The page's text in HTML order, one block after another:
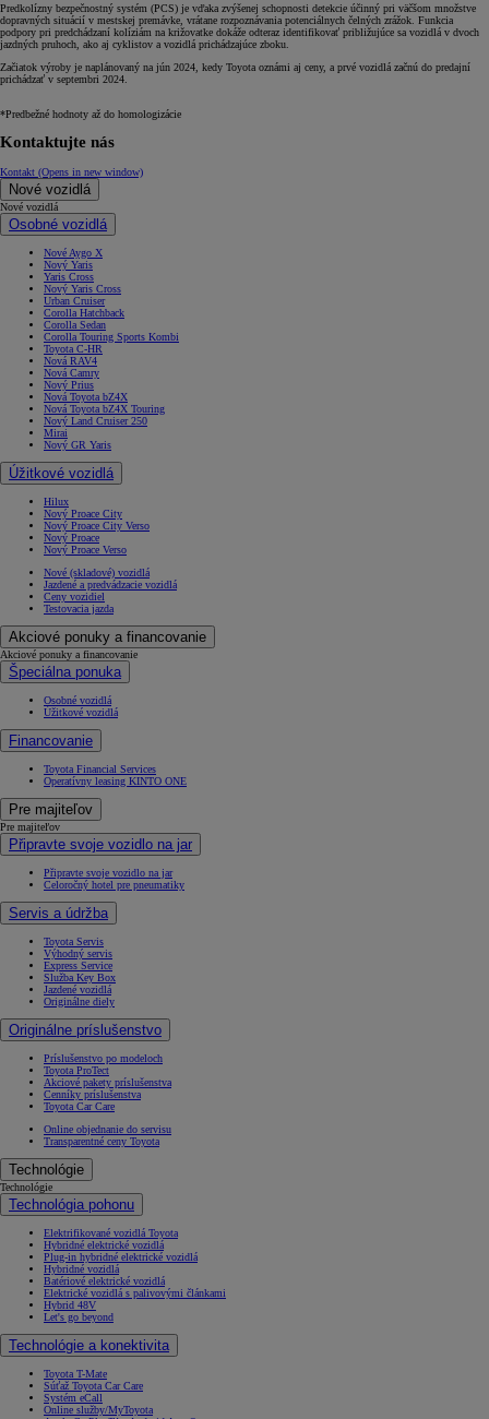
Predkolízny bezpečnostný systém (PCS) je vďaka zvýšenej schopnosti detekcie účinný pri väčšom množstve
dopravných situácií v mestskej premávke, vrátane rozpoznávania potenciálnych čelných zrážok. Funkcia
podpory pri predchádzaní kolíziám na križovatke dokáže odteraz identifikovať približujúce sa vozidlá v dvoch
jazdných pruhoch, ako aj cyklistov a vozidlá prichádzajúce zboku.
Začiatok výroby je naplánovaný na jún 2024, kedy Toyota oznámi aj ceny, a prvé vozidlá začnú do predajní
prichádzať v septembri 2024.
*Predbežné hodnoty až do homologizácie
Kontaktujte nás
Kontakt (Opens in new window)
Nové vozidlá
Nové vozidlá
Osobné vozidlá
Nové Aygo X
Nový Yaris
Yaris Cross
Nový Yaris Cross
Urban Cruiser
Corolla Hatchback
Corolla Sedan
Corolla Touring Sports Kombi
Toyota C-HR
Nová RAV4
Nová Camry
Nový Prius
Nová Toyota bZ4X
Nová Toyota bZ4X Touring
Nový Land Cruiser 250
Mirai
Nový GR Yaris
Úžitkové vozidlá
Hilux
Nový Proace City
Nový Proace City Verso
Nový Proace
Nový Proace Verso
Nové (skladové) vozidlá
Jazdené a predvádzacie vozidlá
Ceny vozidiel
Testovacia jazda
Akciové ponuky a financovanie
Akciové ponuky a financovanie
Špeciálna ponuka
Osobné vozidlá
Úžitkové vozidlá
Financovanie
Toyota Financial Services
Operatívny leasing KINTO ONE
Pre majiteľov
Pre majiteľov
Připravte svoje vozidlo na jar
Připravte svoje vozidlo na jar
Celoročný hotel pre pneumatiky
Servis a údržba
Toyota Servis
Výhodný servis
Express Service
Služba Key Box
Jazdené vozidlá
Originálne diely
Originálne príslušenstvo
Príslušenstvo po modeloch
Toyota ProTect
Akciové pakety príslušenstva
Cenníky príslušenstva
Toyota Car Care
Online objednanie do servisu
Transparentné ceny Toyota
Technológie
Technológie
Technológia pohonu
Elektrifikované vozidlá Toyota
Hybridné elektrické vozidlá
Plug-in hybridné elektrické vozidlá
Hybridné vozidlá
Batériové elektrické vozidlá
Elektrické vozidlá s palivovými článkami
Hybrid 48V
Let's go beyond
Technológie a konektivita
Toyota T-Mate
Súťaž Toyota Car Care
Systém eCall
Online služby/MyToyota